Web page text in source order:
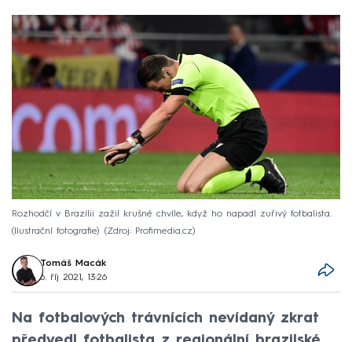
Rozhodčí v Brazílii zažil krušné chvíle, když ho napadl zuřivý fotbalista.
(Ilustrační fotografie)
Zdroj: Profimedia.cz
Tomáš Macák
6. říj 2021, 13:26
Na fotbalových trávnících nevídaný zkrat